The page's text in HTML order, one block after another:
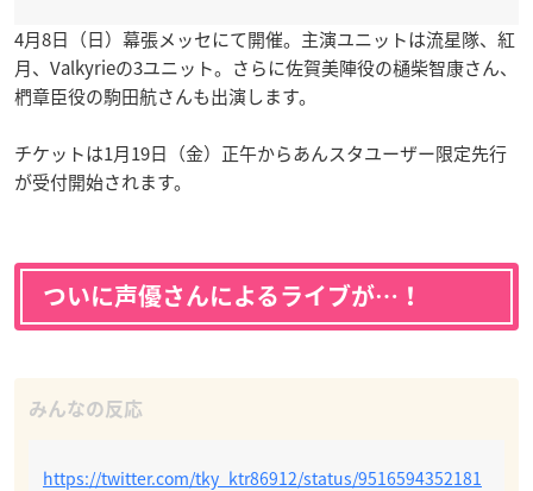
4月8日（日）幕張メッセにて開催。主演ユニットは流星隊、紅
月、Valkyrieの3ユニット。さらに佐賀美陣役の樋柴智康さん、
椚章臣役の駒田航さんも出演します。
チケットは1月19日（金）正午からあんスタユーザー限定先行
が受付開始されます。
ついに声優さんによるライブが…！
https://twitter.com/tky_ktr86912/status/9516594352181